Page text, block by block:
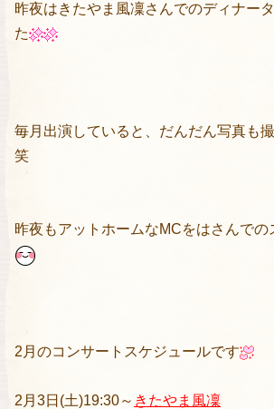
昨夜はきたやま風凜さんでのディナー
た
毎月出演していると、だんだん写真も
笑
昨夜もアットホームなMCをはさんでの
2月のコンサートスケジュールです
2月3日(土)19:30～ きたやま風凜